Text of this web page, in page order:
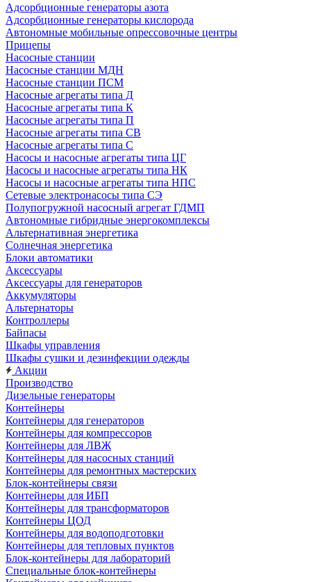
Адсорбционные генераторы азота
Адсорбционные генераторы кислорода
Автономные мобильные опрессовочные центры
Прицепы
Насосные станции
Насосные станции МДН
Насосные станции ПСМ
Насосные агрегаты типа Д
Насосные агрегаты типа К
Насосные агрегаты типа П
Насосные агрегаты типа СВ
Насосные агрегаты типа С
Насосы и насосные агрегаты типа ЦГ
Насосы и насосные агрегаты типа НК
Насосы и насосные агрегаты типа НПС
Сетевые электронасосы типа СЭ
Полупогружной насосный агрегат ГДМП
Автономные гибридные энергокомплексы
Альтернативная энергетика
Солнечная энергетика
Блоки автоматики
Аксессуары
Аксессуары для генераторов
Аккумуляторы
Альтернаторы
Контроллеры
Байпасы
Шкафы управления
Шкафы сушки и дезинфекции одежды
Акции
Производство
Дизельные генераторы
Контейнеры
Контейнеры для генераторов
Контейнеры для компрессоров
Контейнеры для ЛВЖ
Контейнеры для насосных станций
Контейнеры для ремонтных мастерских
Блок-контейнеры связи
Контейнеры для ИБП
Контейнеры для трансформаторов
Контейнеры ЦОД
Контейнеры для водоподготовки
Контейнеры для тепловых пунктов
Блок-контейнеры для лабораторий
Специальные блок-контейнеры